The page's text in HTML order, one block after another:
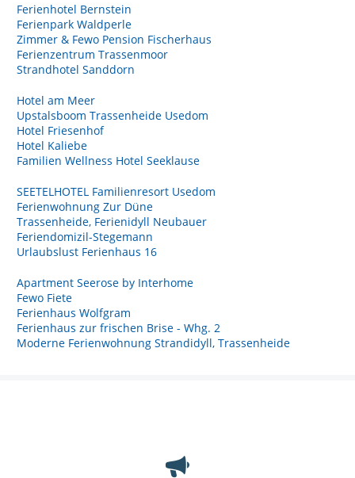
Ferienhotel Bernstein
Ferienpark Waldperle
Zimmer & Fewo Pension Fischerhaus
Ferienzentrum Trassenmoor
Strandhotel Sanddorn
Hotel am Meer
Upstalsboom Trassenheide Usedom
Hotel Friesenhof
Hotel Kaliebe
Familien Wellness Hotel Seeklause
SEETELHOTEL Familienresort Usedom
Ferienwohnung Zur Düne
Trassenheide, Ferienidyll Neubauer
Feriendomizil-Stegemann
Urlaubslust Ferienhaus 16
Apartment Seerose by Interhome
Fewo Fiete
Ferienhaus Wolfgram
Ferienhaus zur frischen Brise - Whg. 2
Moderne Ferienwohnung Strandidyll, Trassenheide